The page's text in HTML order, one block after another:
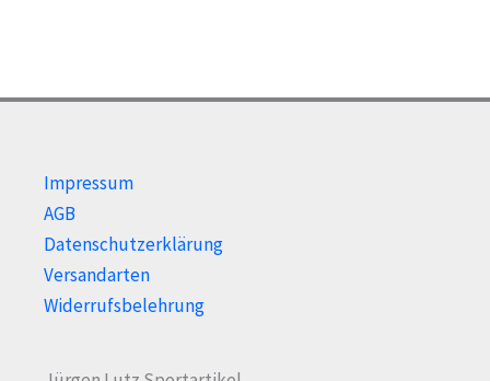
gewählt
Impressum
AGB
Datenschutzerklärung
Versandarten
Widerrufsbelehrung